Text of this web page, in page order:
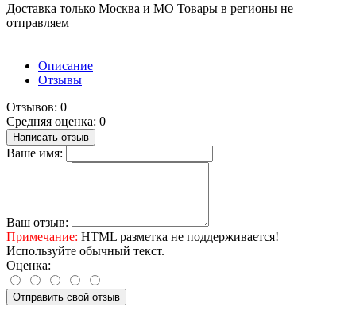
Доставка только Москва и МО Товары в регионы не
отправляем
Описание
Отзывы
Отзывов: 0
Средняя оценка: 0
Написать отзыв
Ваше имя:
Ваш отзыв:
Примечание: HTML разметка не поддерживается!
Используйте обычный текст.
Оценка:
Отправить свой отзыв